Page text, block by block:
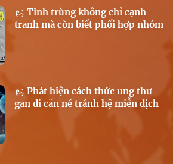
Tinh trùng không chỉ cạnh
tranh mà còn biết phối hợp nhóm
Phát hiện cách thức ung thư
gan di căn né tránh hệ miễn dịch